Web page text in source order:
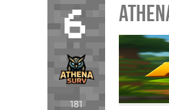
6
181